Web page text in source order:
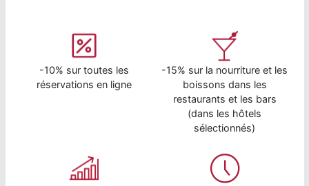
-10% sur toutes les
réservations en ligne
-15% sur la nourriture et les
boissons dans les
restaurants et les bars
(dans les hôtels
sélectionnés)